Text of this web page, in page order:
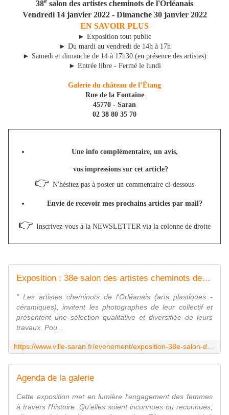
38 salon des artistes cheminots de l'Orléanais
Vendredi 14 janvier 2022 - Dimanche 30 janvier 2022
EN SAVOIR PLUS
► Exposition tout public
► Du mardi au vendredi de 14h à 17h
► Samedi et dimanche de 14 à 17h30 (en présence des artistes)
► Entrée libre - Fermé le lundi
Galerie du château de l’Étang
Rue de la Fontaine
45770 - Saran
02 38 80 35 70
Une info complémentaire, un avis,
vos impressions sur cet article?
👉 N'hésitez pas à poster un commentaire ci-dessous
Envie de recevoir mes prochains articles par mail?
👉 Inscrivez-vous à la NEWSLETTER via la colonne de droite
Exposition : 38e salon des artistes cheminots de l'Orléanais
" Les artistes cheminots de l'Orléanais (arts plastiques -
céramiques), invitent les photographes de leur collectif et
présentent une sélection qualitative et diversifiée de leurs
travaux. Pou...
Agenda de la galerie
Cette exposition met en lumière l'engagement des femmes
à travers l'histoire. Qu'elles soient inconnues ou reconnues,